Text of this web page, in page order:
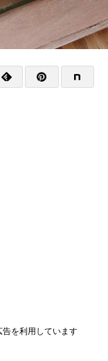
を利用しています